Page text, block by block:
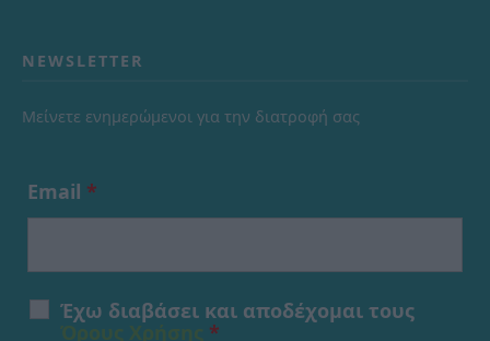
NEWSLETTER
Μείνετε ενημερώμενοι για την διατροφή σας
Email *
Έχω διαβάσει και αποδέχομαι τους
*